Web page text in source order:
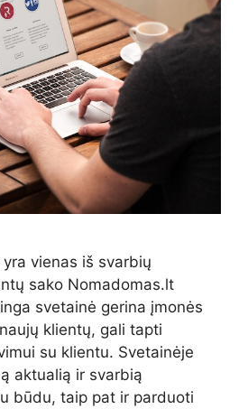
vienas iš svarbių
sako Nomadomas.lt
svetainė gerina įmonės
klientų, gali tapti
su klientu. Svetainėje
aktualią ir svarbią
būdu, taip pat ir parduoti